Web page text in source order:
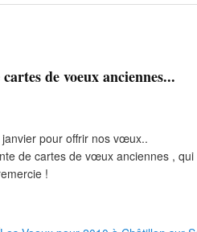
de voeux anciennes...
pour offrir nos vœux..
de cartes de vœux anciennes ,
!